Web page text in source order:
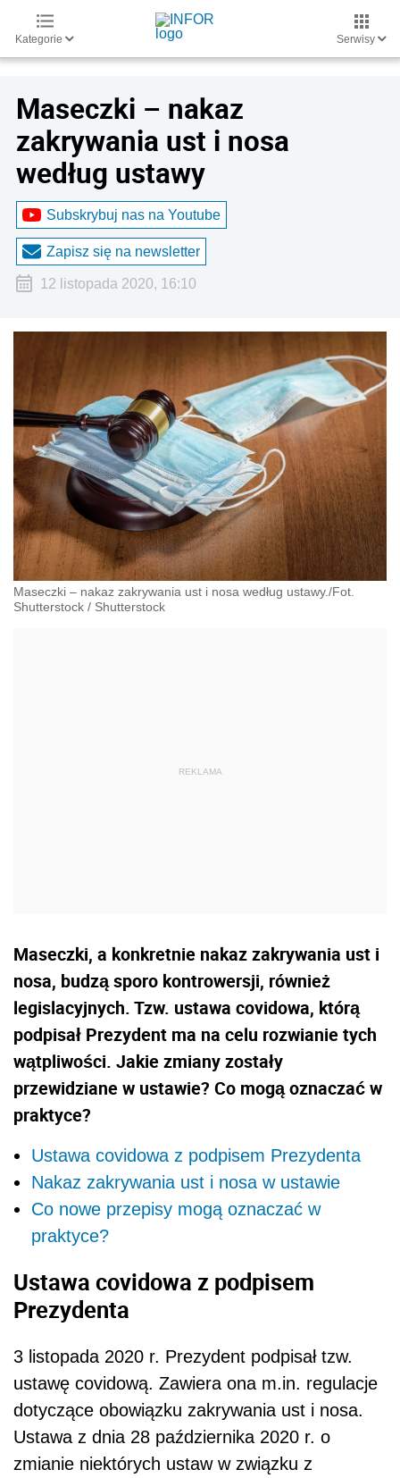
Kategorie Serwisy
Maseczki – nakaz
zakrywania ust i nosa
według ustawy
Subskrybuj nas na Youtube
Zapisz się na newsletter
12 listopada 2020, 16:10
Maseczki – nakaz zakrywania ust i nosa według ustawy./Fot.
Shutterstock / Shutterstock
Maseczki, a konkretnie nakaz zakrywania ust i
nosa, budzą sporo kontrowersji, również
legislacyjnych. Tzw. ustawa covidowa, którą
podpisał Prezydent ma na celu rozwianie tych
wątpliwości. Jakie zmiany zostały
przewidziane w ustawie? Co mogą oznaczać w
praktyce?
Ustawa covidowa z podpisem Prezydenta
Nakaz zakrywania ust i nosa w ustawie
Co nowe przepisy mogą oznaczać w
praktyce?
Ustawa covidowa z podpisem
Prezydenta
3 listopada 2020 r. Prezydent podpisał tzw.
ustawę covidową. Zawiera ona m.in. regulacje
dotyczące obowiązku zakrywania ust i nosa.
Ustawa z dnia 28 października 2020 r. o
zmianie niektórych ustaw w związku z